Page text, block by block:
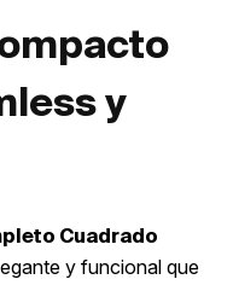
y
Cuadrado
y funcional que